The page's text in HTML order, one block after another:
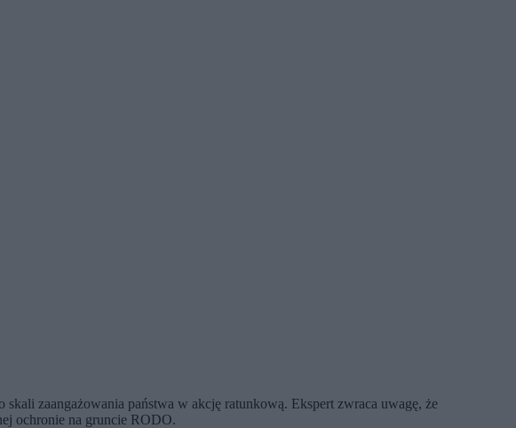
zaangażowania państwa w akcję ratunkową. Ekspert zwraca uwagę, że
ochronie na gruncie RODO.